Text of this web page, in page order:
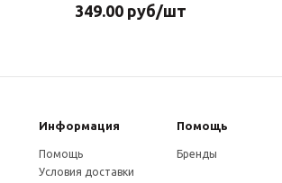
349.00 руб/шт
Информация Помощь
Помощь
Условия доставки
Бренды